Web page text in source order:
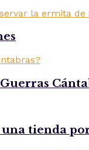
tienda